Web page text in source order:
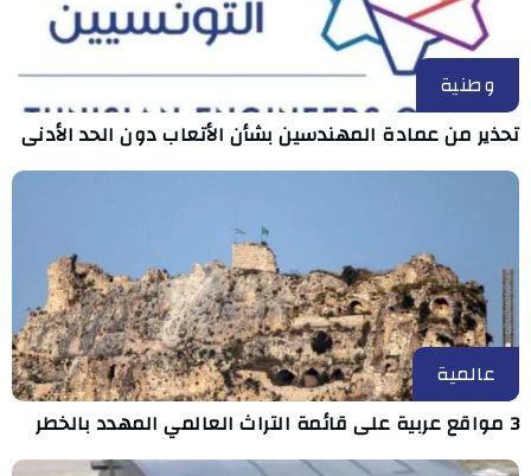
وطنية
تحذير من عمادة المهندسين بشأن الأتعاب دون الحد الأدنى
عالمية
3 مواقع عربية على قائمة التراث العالمي المهدد بالخطر